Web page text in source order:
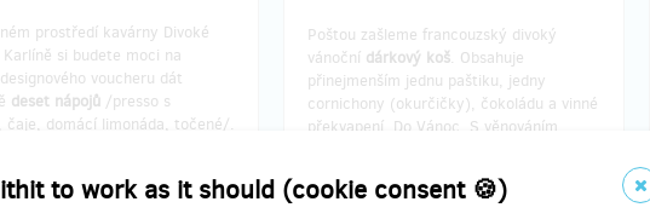
to work as it should (cookie consent 🍪)
prostředí kavárny Divoké
si budete moci na
voucheru dát
deset nápojů /presso s
čaje, domácí limonáda, točené/.
připsat vlastní text! A
Poštou zašleme francouzský divoký
vánoční dárkový koš. Obsahuje
přinejmenším jednu paštiku, jedny
cornichony (okurčičky), čokoládu a vinné
překvapení. Do Vánoc. S věnováním